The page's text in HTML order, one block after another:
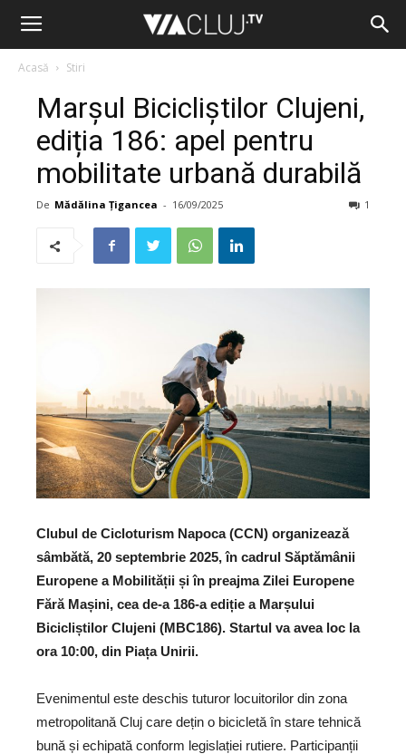
Acasă Stiri
Marșul Bicicliștilor Clujeni,
ediția 186: apel pentru
mobilitate urbană durabilă
De Mădălina Țigancea - 16/09/2025 1
Clubul de Cicloturism Napoca (CCN) organizează
sâmbătă, 20 septembrie 2025, în cadrul Săptămânii
Europene a Mobilității și în preajma Zilei Europene
Fără Mașini, cea de-a 186-a ediție a Marșului
Bicicliștilor Clujeni (MBC186). Startul va avea loc la
ora 10:00, din Piața Unirii.
Evenimentul este deschis tuturor locuitorilor din zona
metropolitană Cluj care dețin o bicicletă în stare tehnică
bună și echipată conform legislației rutiere. Participanții